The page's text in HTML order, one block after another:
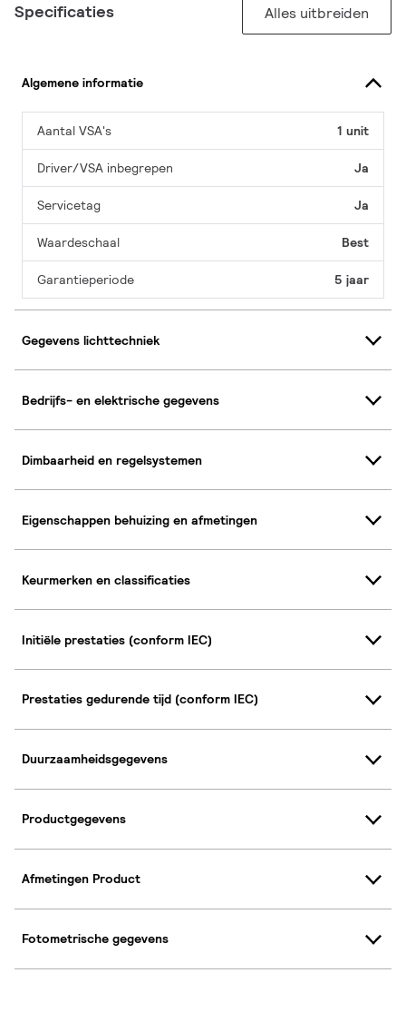
Specificaties Alles uitbreiden
Algemene informatie
Aantal VSA's 1 unit
Driver/VSA inbegrepen Ja
Servicetag Ja
Waardeschaal Best
Garantieperiode 5 jaar
Gegevens lichttechniek
Bedrijfs- en elektrische gegevens
Dimbaarheid en regelsystemen
Eigenschappen behuizing en afmetingen
Keurmerken en classificaties
Initiële prestaties (conform IEC)
Prestaties gedurende tijd (conform IEC)
Duurzaamheidsgegevens
Productgegevens
Afmetingen Product
Fotometrische gegevens